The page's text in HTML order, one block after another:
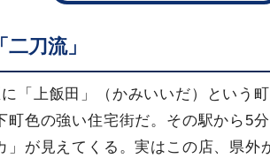
刀流」
「上飯田」（かみいいだ）という
町色の強い住宅街だ。その駅から5
」が見えてくる。実はこの店、県外